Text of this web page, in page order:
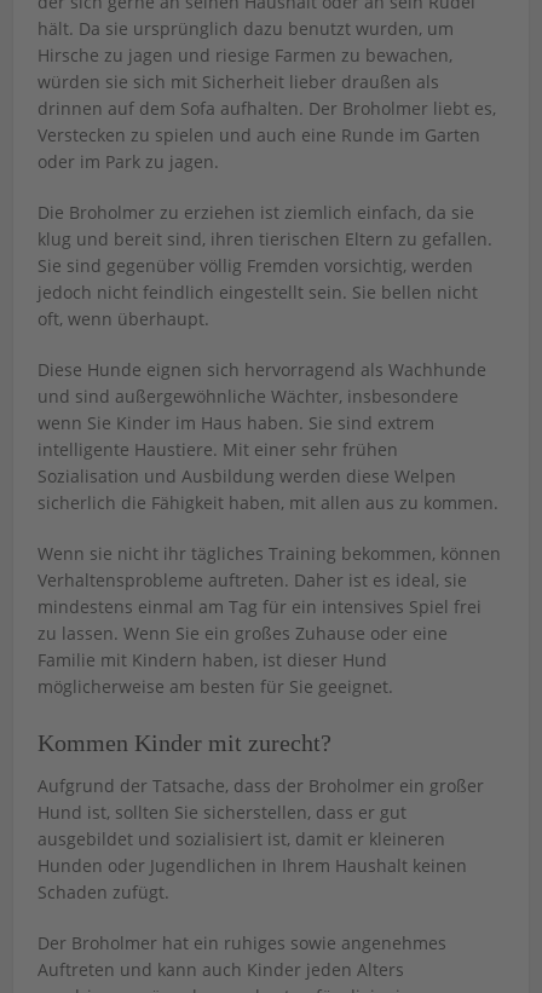
hält. Da sie ursprünglich dazu benutzt wurden, um
Hirsche zu jagen und riesige Farmen zu bewachen,
würden sie sich mit Sicherheit lieber draußen als
drinnen auf dem Sofa aufhalten. Der Broholmer liebt es,
Verstecken zu spielen und auch eine Runde im Garten
oder im Park zu jagen.
Die Broholmer zu erziehen ist ziemlich einfach, da sie
klug und bereit sind, ihren tierischen Eltern zu gefallen.
Sie sind gegenüber völlig Fremden vorsichtig, werden
jedoch nicht feindlich eingestellt sein. Sie bellen nicht
oft, wenn überhaupt.
Diese Hunde eignen sich hervorragend als Wachhunde
und sind außergewöhnliche Wächter, insbesondere
wenn Sie Kinder im Haus haben. Sie sind extrem
intelligente Haustiere. Mit einer sehr frühen
Sozialisation und Ausbildung werden diese Welpen
sicherlich die Fähigkeit haben, mit allen aus zu kommen.
Wenn sie nicht ihr tägliches Training bekommen, können
Verhaltensprobleme auftreten. Daher ist es ideal, sie
mindestens einmal am Tag für ein intensives Spiel frei
zu lassen. Wenn Sie ein großes Zuhause oder eine
Familie mit Kindern haben, ist dieser Hund
möglicherweise am besten für Sie geeignet.
Kommen Kinder mit zurecht?
Aufgrund der Tatsache, dass der Broholmer ein großer
Hund ist, sollten Sie sicherstellen, dass er gut
ausgebildet und sozialisiert ist, damit er kleineren
Hunden oder Jugendlichen in Ihrem Haushalt keinen
Schaden zufügt.
Der Broholmer hat ein ruhiges sowie angenehmes
Auftreten und kann auch Kinder jeden Alters